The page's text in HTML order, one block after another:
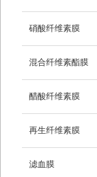
硝酸纤维素膜
混合纤维素酯膜
醋酸纤维素膜
再生纤维素膜
滤血膜